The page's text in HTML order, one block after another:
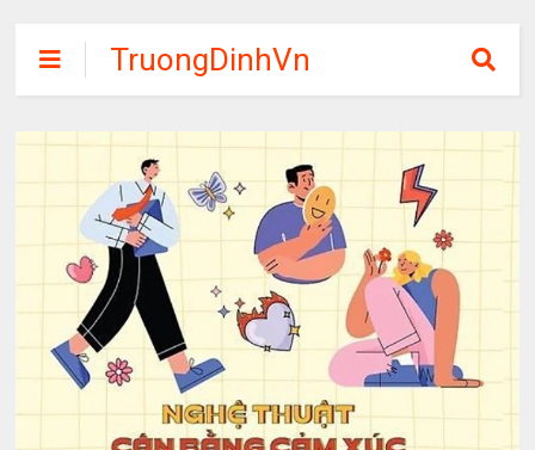
TruongDinhVn
Chia sẽ ebook,
các khóa học,
phần mềm học
tập miễn phí